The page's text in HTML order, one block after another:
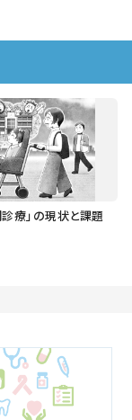
療」の現状と課題